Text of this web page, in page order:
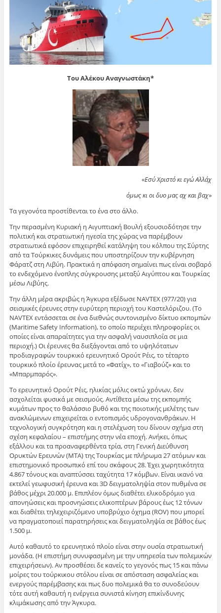
Tου Αλέκου Αναγνωστάκη*
«Εσύ Χριστό κι εγώ Αλλάχ
όμως κι οι δυο μας αχ και βαχ»
Τα γεγονότα προστίθενται το ένα στο άλλο.
Την περασμένη Κυριακή η Αιγυπτιακή Βουλή εξουσιοδότησε την
πολιτική και στρατιωτική ηγεσία της χώρας να παρέμβουν
στρατιωτικά εφόσον επιχειρηθεί κατάληψη του κόλπου της Σύρτης
από τα Τούρκικες δυνάμεις που υποστηρίζουν την κυβέρνηση
Φάρατζ στη Λιβύη. Πρακτικά η απόφαση σημαίνει πως είναι σοβαρό
το ενδεχόμενο ένοπλης σύγκρουσης μεταξύ Αιγύπτου και Τουρκίας
μέσω Λιβύης.
Την άλλη μέρα ακριβώς η Άγκυρα εξέδωσε NAVTEX (977/20) για
σεισμικές έρευνες στην ευρύτερη περιοχή του Καστελόριζου. (Το
NAVTEX εντάσσεται σε ένα διεθνώς συντονισμένο δίκτυο εκπομπών
(Maritime Safety Information), το οποίο περιέχει πληροφορίες οι
οποίες είναι απαραίτητες για την ασφαλή ναυσιπλοΐα σε μια
περιοχή.) Οι έρευνες θα διεξάγονται από το υψηλότατων
προδιαγραφών τουρκικό ερευνητικό Ορούτ Ρέις, το τέταρτο
τουρκικό πλοίο έρευνας μετά το «Φατίχ», το «Γιαβούζ» και το
«Μπαρμπαρός».
Το ερευνητικό Ορούτ Ρέις, ηλικίας μόλις οκτώ χρόνων, δεν
ασχολείται φυσικά με σεισμούς. Αντίθετα μέσω της εκπομπής
κυμάτων προς το θαλάσσιο βυθό και της ποιοτικής μελέτης των
ανακλώμενων επιχειρείται ο εντοπισμός υδρογονανθράκων. Η
τεχνολογική συγκρότηση και η στελέχωση του δίνουν σχήμα στη
σχέση κεφαλαίου – επιστήμης στην νέα εποχή. Ανήκει, όπως
εξάλλου και τα προαναφερθέντα τρία, στη Γενική Διεύθυνση
Ορυκτών Ερευνών (MTA) της Τουρκίας με πλήρωμα 27 ατόμων και
επιστημονικό προσωπικό επί του σκάφους 28. Έχει χωρητικότητα
4.867 τόνους και αναπτύσσει ταχύτητα 17 κόμβων. Είναι ικανό να
εκτελεί γεωφυσική έρευνα και 3D δειγματοληψία στον πυθμένα σε
βάθος μέχρι 20.000 μ. Επιπλέον όμως διαθέτει ελικοδρόμιο για
απονηώσεις και προσνηώσεις ελικοπτέρων βάρους έως 12 τόνων
και διαθέτει τηλεχειριζόμενο υποβρύχιο όχημα (ROV) που μπορεί
να πραγματοποιεί παρατηρήσεις και δειγματοληψία σε βάθος έως
1.500 μ.
Αυτό καθαυτό το ερευνητικό πλοίο είναι στην ουσία στρατιωτική
μονάδα. (Η επιστήμη συνυφασμένη με την υπηρεσία των πολεμικών
επιχειρήσεων). Αν προσθέσει δε κανείς το γεγονός πως 15 και πάνω
μοίρες του τούρκικου στόλου είναι σε απόσταση ασφαλείας και
ενεργούς παρέμβασης και πως δυο πολεμικά θα το συνοδεύουν
τότε αυτή καθαυτή η ενέργεια συνιστά κίνηση επικίνδυνης
κλιμάκωσης από την Άγκυρα.